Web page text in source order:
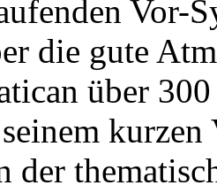
Vor-
die gute
über
der